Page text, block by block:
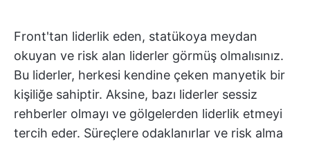
Front'tan liderlik eden, statükoya meydan
okuyan ve risk alan liderler görmüş olmalısınız.
Bu liderler, herkesi kendine çeken manyetik bir
kişiliğe sahiptir. Aksine, bazı liderler sessiz
rehberler olmayı ve gölgelerden liderlik etmeyi
tercih eder. Süreçlere odaklanırlar ve risk alma